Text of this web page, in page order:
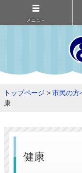
メニュ－
トップページ > 市民の方
康
健康